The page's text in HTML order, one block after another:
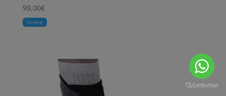
99,00€
Comprar